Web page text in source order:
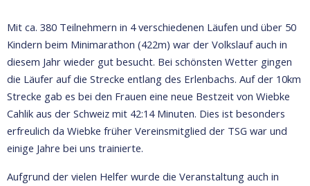
Mit ca. 380 Teilnehmern in 4 verschiedenen Läufen und über 50
Kindern beim Minimarathon (422m) war der Volkslauf auch in
diesem Jahr wieder gut besucht. Bei schönsten Wetter gingen
die Läufer auf die Strecke entlang des Erlenbachs. Auf der 10km
Strecke gab es bei den Frauen eine neue Bestzeit von Wiebke
Cahlik aus der Schweiz mit 42:14 Minuten. Dies ist besonders
erfreulich da Wiebke früher Vereinsmitglied der TSG war und
einige Jahre bei uns trainierte.
Aufgrund der vielen Helfer wurde die Veranstaltung auch in